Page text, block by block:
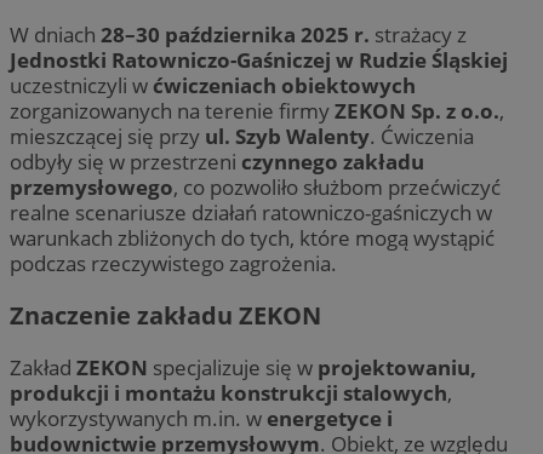
W dniach 28–30 października 2025 r. strażacy z
Jednostki Ratowniczo-Gaśniczej w Rudzie Śląskiej
uczestniczyli w ćwiczeniach obiektowych
zorganizowanych na terenie firmyZEKON Sp. z o.o.,
mieszczącej się przy ul. Szyb Walenty. Ćwiczenia
odbyły się w przestrzeni czynnego zakładu
przemysłowego, co pozwoliło służbom przećwiczyć
realne scenariusze działań ratowniczo-gaśniczych w
warunkach zbliżonych do tych, które mogą wystąpić
podczas rzeczywistego zagrożenia.
Znaczenie zakładu ZEKON
Zakład ZEKON specjalizuje się w projektowaniu,
produkcji i montażu konstrukcji stalowych,
wykorzystywanych m.in. w energetyce i
budownictwie przemysłowym. Obiekt, ze względu